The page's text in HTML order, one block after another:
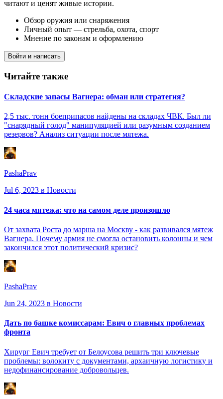
читают и ценят живые истории.
Обзор оружия или снаряжения
Личный опыт — стрельба, охота, спорт
Мнение по законам и оформлению
Войти и написать
Читайте также
Складские запасы Вагнера: обман или стратегия?
2,5 тыс. тонн боеприпасов найдены на складах ЧВК. Был ли
"снарядный голод" манипуляцией или разумным созданием
резервов? Анализ ситуации после мятежа.
PashaPrav
Jul 6, 2023 в Новости
24 часа мятежа: что на самом деле произошло
От захвата Роста до марша на Москву - как развивался мятеж
Вагнера. Почему армия не смогла остановить колонны и чем
закончился этот политический кризис?
PashaPrav
Jun 24, 2023 в Новости
Дать по башке комиссарам: Евич о главных проблемах
фронта
Хирург Евич требует от Белоусова решить три ключевые
проблемы: волокиту с документами, архаичную логистику и
недофинансирование добровольцев.